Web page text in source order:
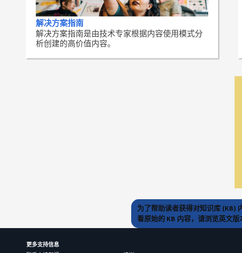
解决方案指南
解决方案指南是由技术专家根据内容使用模式分
析创建的高价值内容。
为了帮助读者获得对知识库 (KB)
看原始的 KB 内容，请浏览英文
更多支持信息